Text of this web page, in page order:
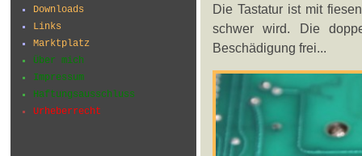
Downloads
Links
Marktplatz
Über mich
Impressum
Haftungsausschluss
Urheberrecht
Die Tastatur ist mit
schwer wird. Die
Beschädigung frei...